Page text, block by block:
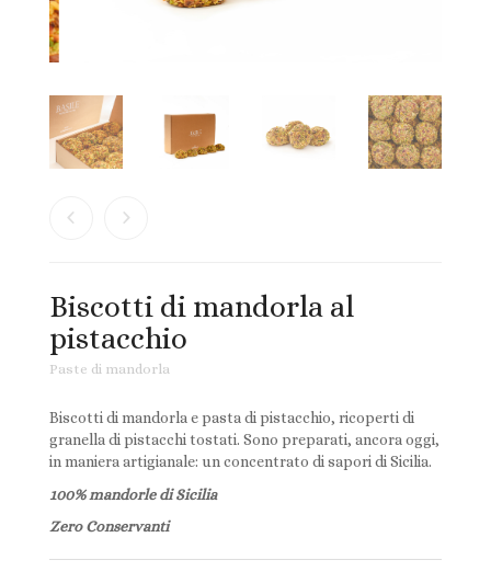
Biscotti Integrali Senza Olio di Palma
Paste di mandorla
Torroni
Biscotti di mandorla al
pistacchio
Paste di mandorla
Biscotti di mandorla e pasta di pistacchio, ricoperti di
granella di pistacchi tostati. Sono preparati, ancora oggi,
in maniera artigianale: un concentrato di sapori di Sicilia.
100% mandorle di Sicilia
Zero Conservanti